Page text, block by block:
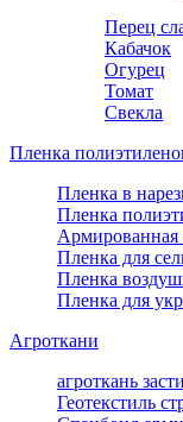
Перец
Кабачок
Огурец
Томат
Свекла
Пленка
Пленка в
Пленка
Армированная
Пленка для
Пленка
Пленка для
Агроткани
агроткань
Геотекстиль